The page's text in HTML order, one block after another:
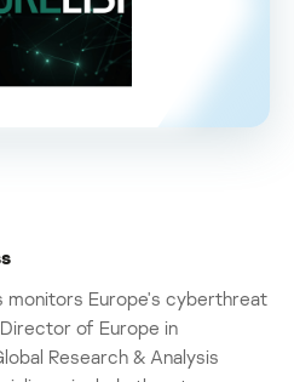
monitors Europe's cyberthreat
of Europe in
Research & Analysis